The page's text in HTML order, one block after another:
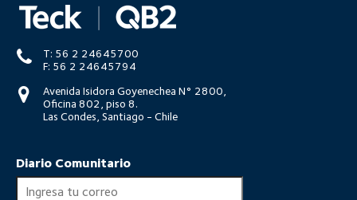
T: 56 2 24645700
F: 56 2 24645794
Avenida Isidora Goyenechea N° 2800,
Oficina 802, piso 8.
Las Condes, Santiago - Chile
Diario Comunitario